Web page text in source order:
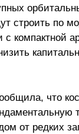
строить по
с компактной
что
от редких